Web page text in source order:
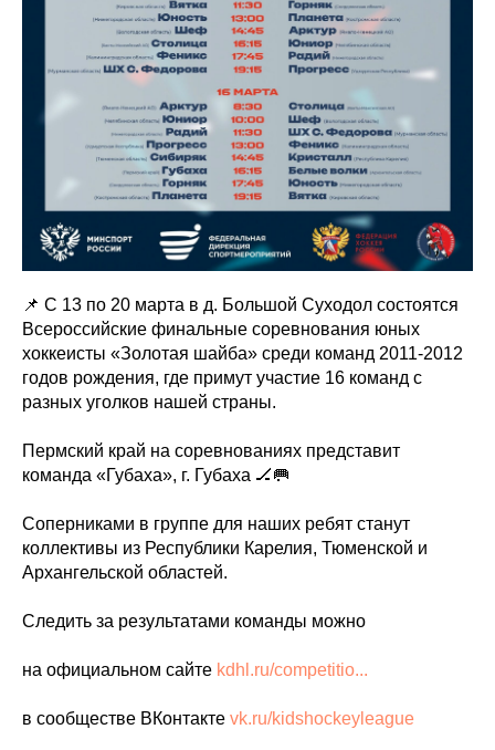
📌 С 13 по 20 марта в д. Большой Суходол состоятся
Всероссийские финальные соревнования юных
хоккеисты «Золотая шайба» среди команд 2011-2012
годов рождения, где примут участие 16 команд с
разных уголков нашей страны.
Пермский край на соревнованиях представит
команда «Губаха», г. Губаха 🏒🥅
Соперниками в группе для наших ребят станут
коллективы из Республики Карелия, Тюменской и
Архангельской областей.
Следить за результатами команды можно
на официальном сайте kdhl.ru/competitio...
в сообществе ВКонтакте vk.ru/kidshockeyleague